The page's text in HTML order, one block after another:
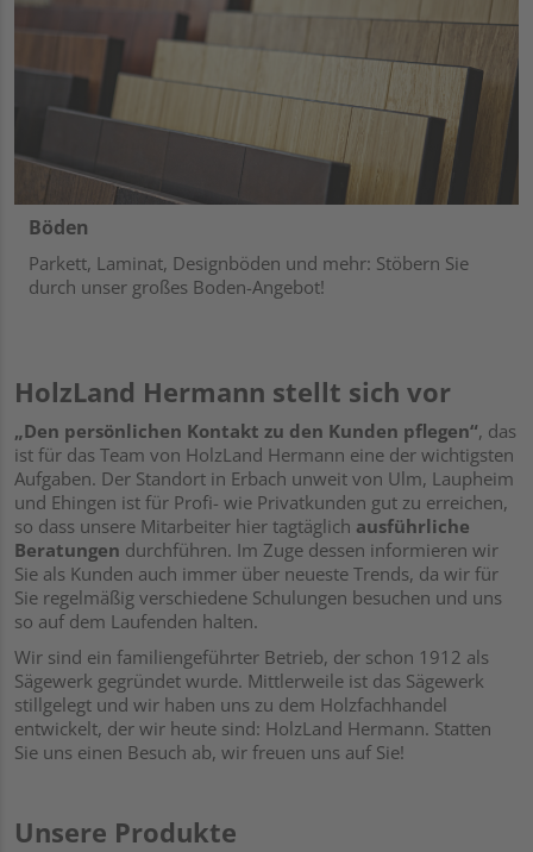
Böden
Parkett, Laminat, Designböden und mehr: Stöbern Sie
durch unser großes Boden-Angebot!
HolzLand Hermann stellt sich vor
„Den persönlichen Kontakt zu den Kunden pflegen“, das
ist für das Team von HolzLand Hermann eine der wichtigsten
Aufgaben. Der Standort in Erbach unweit von Ulm, Laupheim
und Ehingen ist für Profi- wie Privatkunden gut zu erreichen,
so dass unsere Mitarbeiter hier tagtäglich ausführliche
Beratungen durchführen. Im Zuge dessen informieren wir
Sie als Kunden auch immer über neueste Trends, da wir für
Sie regelmäßig verschiedene Schulungen besuchen und uns
so auf dem Laufenden halten.
Wir sind ein familiengeführter Betrieb, der schon 1912 als
Sägewerk gegründet wurde. Mittlerweile ist das Sägewerk
stillgelegt und wir haben uns zu dem Holzfachhandel
entwickelt, der wir heute sind: HolzLand Hermann. Statten
Sie uns einen Besuch ab, wir freuen uns auf Sie!
Unsere Produkte